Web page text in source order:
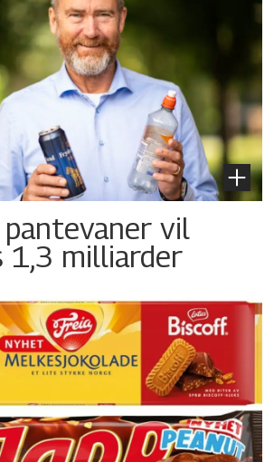
vil
1,3 milliarder